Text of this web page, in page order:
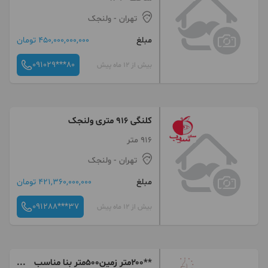
تهران - ولنجک
مبلغ
450,000,000,000 تومان
بیش از 12 ماه پیش 091029***80
کلنگی 916 متری ولنجک
916 متر
تهران - ولنجک
مبلغ
421,360,000,000 تومان
بیش از 12 ماه پیش 091288***37
**۲۰۰متر زمین۵۰۰متر بنا مناسب